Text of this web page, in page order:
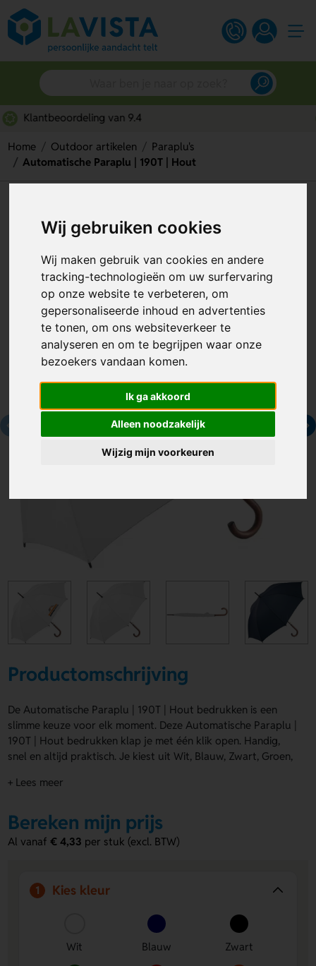
Wij gebruiken cookies
Wij maken gebruik van cookies en andere
tracking-technologieën om uw surfervaring
op onze website te verbeteren, om
gepersonaliseerde inhoud en advertenties
te tonen, om ons websiteverkeer te
analyseren en om te begrijpen waar onze
bezoekers vandaan komen.
Ik ga akkoord
Alleen noodzakelijk
Wijzig mijn voorkeuren
Snelle persoonlijke service
Home Outdoor artikelen
Paraplu's
Automatische Paraplu | 190T | Hout
Hout
Artikelnummer: 130811
Productomschrijving
De Automatische Paraplu | 190T | Hout bedrukken is een
slimme keuze voor elk moment. Deze Automatische Paraplu |
190T | Hout bedrukken klap je met één klik open. Handig,
snel en altijd praktisch. Je kiest uit Wit, Blauw, Zwart, Groen,
plaatsen op Segment 1 met sluitband, Segment 2, Segment
Voordelen van de Automatische Paraplu
| 190T | Hout
staan.
Ruimte voor bedrukking
ontwerp plaatsen op meerdere segmenten en op het
Leuk als relatiegeschenk- Praktisch, opvallend en
+ Lees meer
Bereken mijn prijs
Al vanaf€ 4,33 per stuk (excl. BTW)
1 Kies kleur
Wit Blauw Zwart